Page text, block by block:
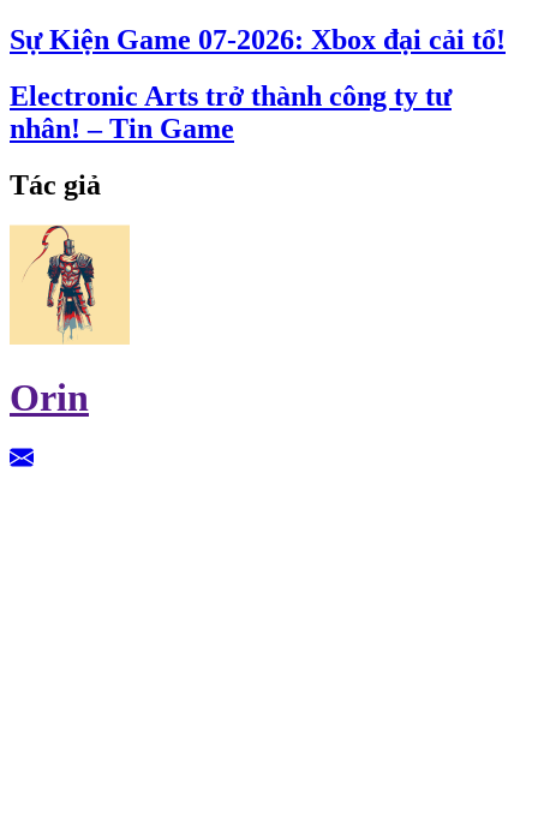
Sự Kiện Game 07-2026: Xbox đại cải tổ!
Electronic Arts trở thành công ty tư
nhân! – Tin Game
Tác giả
Orin